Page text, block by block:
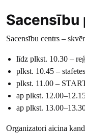
Sacensību
Sacensību centrs –
līdz plkst. 10.30 –
plkst. 10.45 –
plkst. 11.00 –
ap plkst.
ap plkst.
Organizatori aicina